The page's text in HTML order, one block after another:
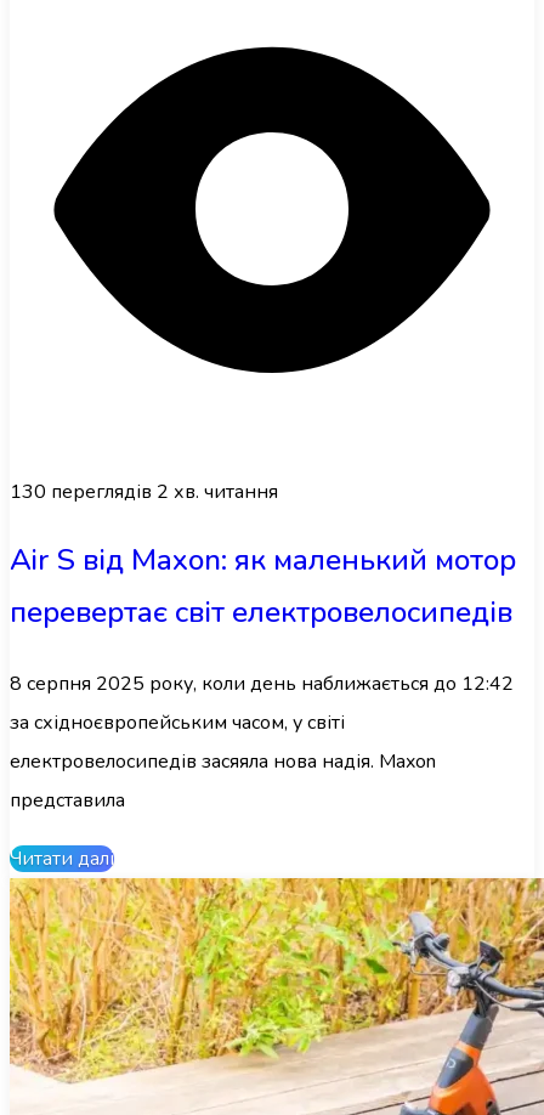
130 переглядів 2 хв. читання
Air S від Maxon: як маленький мотор
перевертає світ електровелосипедів
8 серпня 2025 року, коли день наближається до 12:42
за східноєвропейським часом, у світі
електровелосипедів засяяла нова надія. Maxon
представила
Читати далі